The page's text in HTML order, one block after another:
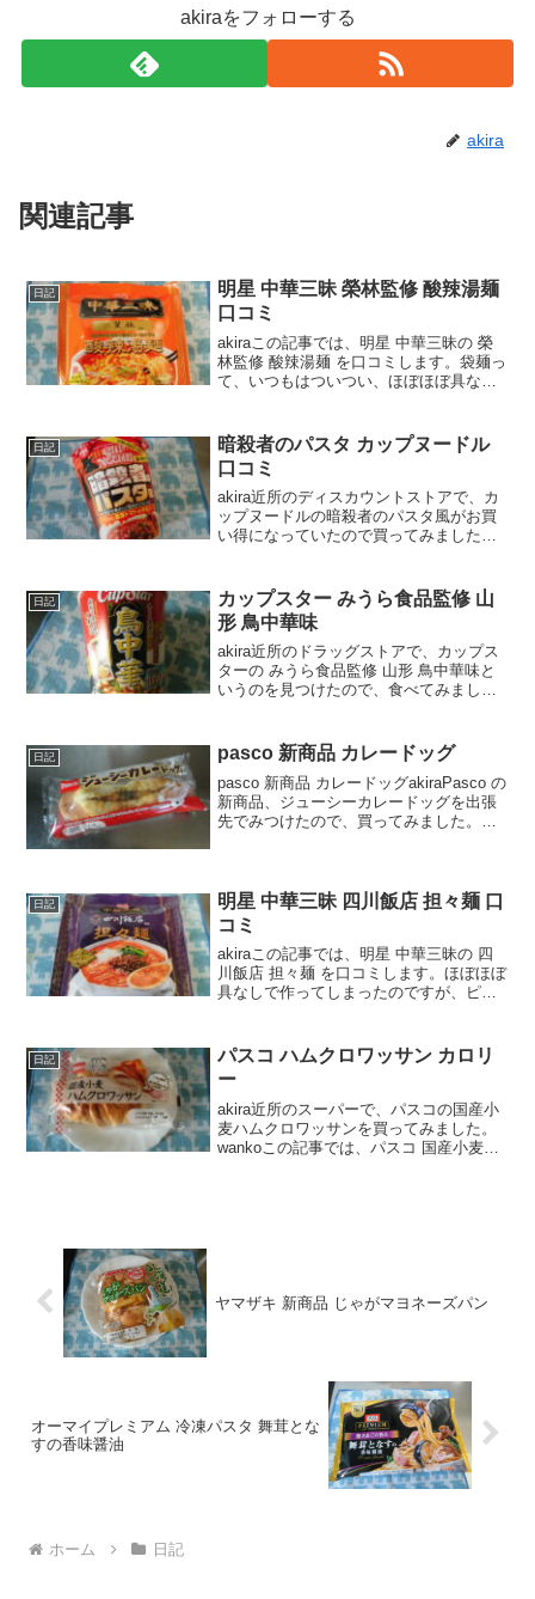
akiraをフォローする
akira
関連記事
日記
明星 中華三昧 榮林監修 酸辣湯麺
口コミ
akiraこの記事では、明星 中華三昧の 榮
林監修 酸辣湯麺 を口コミします。袋麺っ
て、いつもはついつい、ほぼほぼ具なし
のですよ♪wankoこの記事では、明星 中華
三昧...
日記
暗殺者のパスタ カップヌードル
口コミ
akira近所のディスカウントストアで、カ
ップヌードルの暗殺者のパスタ風がお買
い得になっていたので買ってみました。
殺者のパスタ風 の正直な口コミや、カロ
リーなどを紹...
日記
カップスター みうら食品監修 山
形 鳥中華味
akira近所のドラッグストアで、カップス
ターの みうら食品監修 山形 鳥中華味と
いうのを見つけたので、食べてみまし
口コミや、カロリーなどを紹介するよ！
カップ...
日記 pasco 新商品 カレードッグ
pasco 新商品 カレードッグakiraPasco の
新商品、ジューシーカレードッグを出張
先でみつけたので、買ってみました。
日記
明星 中華三昧 四川飯店 担々麺 口
コミ
akiraこの記事では、明星 中華三昧の 四
川飯店 担々麺 を口コミします。ほぼほぼ
具なしで作ってしまったのですが、ピリ
明星 中華三昧 四川飯店 担々麺 の正直
な...
日記
パスコ ハムクロワッサン カロリ
ー
akira近所のスーパーで、パスコの国産小
麦ハムクロワッサンを買ってみました。
wankoこの記事では、パスコ 国産小麦ハ
ヤマザキ 新商品 じゃがマヨネーズパン
オーマイプレミアム 冷凍パスタ 舞茸とな
すの香味醤油
ホーム 日記